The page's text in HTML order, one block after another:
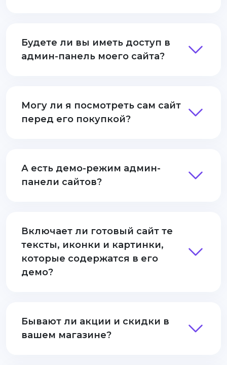
Будете ли вы иметь доступ в
админ-панель моего сайта?
Могу ли я посмотреть сам сайт
перед его покупкой?
А есть демо-режим админ-
панели сайтов?
Включает ли готовый сайт те
тексты, иконки и картинки,
которые содержатся в его
демо?
Бывают ли акции и скидки в
вашем магазине?